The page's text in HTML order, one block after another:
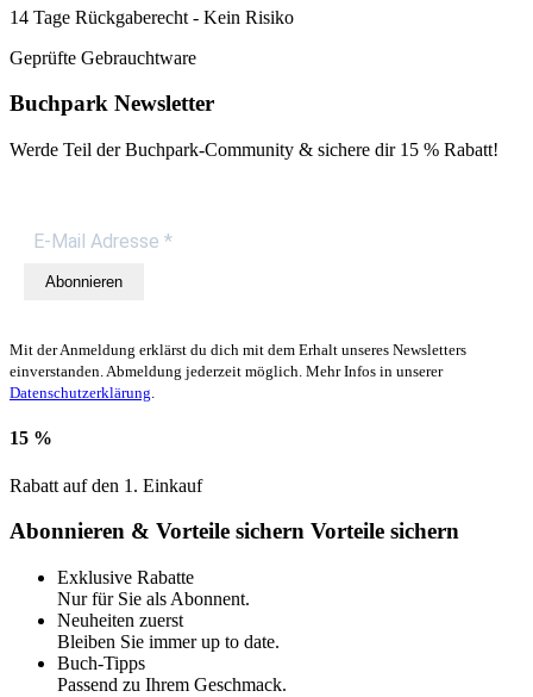
14 Tage Rückgaberecht - Kein Risiko
Geprüfte Gebrauchtware
Buchpark Newsletter
Werde Teil der Buchpark-Community & sichere dir 15 % Rabatt!
Abonnieren
Mit der Anmeldung erklärst du dich mit dem Erhalt unseres Newsletters
einverstanden. Abmeldung jederzeit möglich. Mehr Infos in unserer
Datenschutzerklärung.
15 %
Rabatt auf den 1. Einkauf
Abonnieren & Vorteile sichern Vorteile sichern
Exklusive Rabatte
Nur für Sie als Abonnent.
Neuheiten zuerst
Bleiben Sie immer up to date.
Buch-Tipps
Passend zu Ihrem Geschmack.